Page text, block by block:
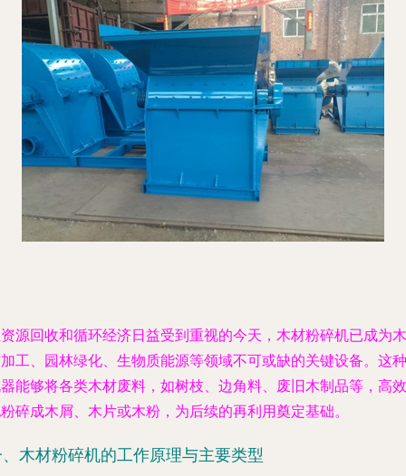
源回收和循环经济日益受到重视的今天，木材粉碎机已成为木
工、园林绿化、生物质能源等领域不可或缺的关键设备。这种
能够将各类木材废料，如树枝、边角料、废旧木制品等，高效
碎成木屑、木片或木粉，为后续的再利用奠定基础。
木材粉碎机的工作原理与主要类型